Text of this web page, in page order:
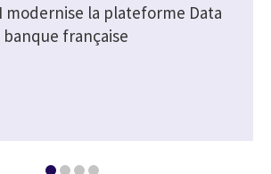
modernise la plateforme Data
française